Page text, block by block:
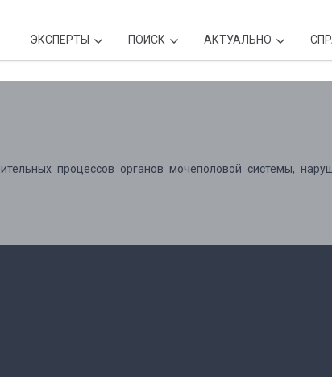
ЭКСПЕРТЫ ПОИСК АКТУАЛЬНО
процессов органов мочеполовой системы,